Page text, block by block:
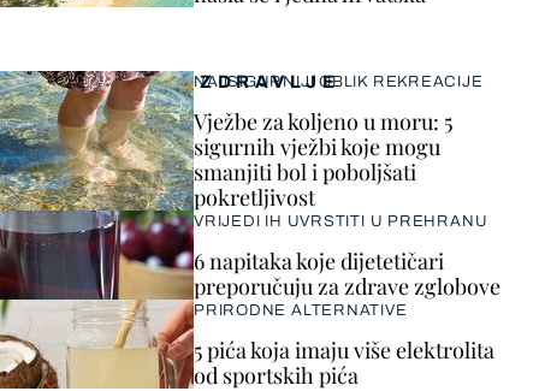
ZDRAVLJE
NAJSIGURNIJI OBLIK REKREACIJE
Vježbe za koljeno u moru: 5
sigurnih vježbi koje mogu
smanjiti bol i poboljšati
pokretljivost
VRIJEDI IH UVRSTITI U PREHRANU
6 napitaka koje dijetetičari
preporučuju za zdrave zglobove
PRIRODNE ALTERNATIVE
5 pića koja imaju više elektrolita
od sportskih pića